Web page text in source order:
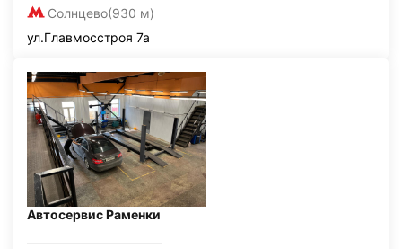
Солнцево(930 м)
ул.Главмосстроя 7а
Автосервис Раменки